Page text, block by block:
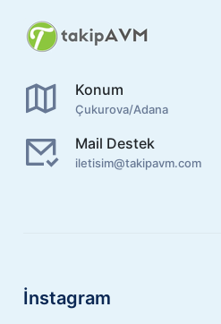
Konum
Çukurova/Adana
Mail Destek
iletisim@takipavm.com
İnstagram